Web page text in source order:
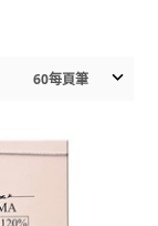
60每頁筆